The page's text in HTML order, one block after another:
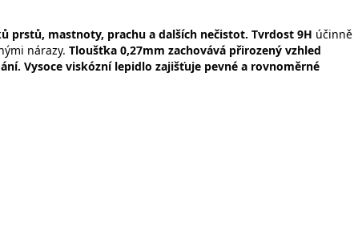
prstů, mastnoty, prachu a dalších nečistot. Tvrdost 9H účinně
nárazy. Tloušťka 0,27mm zachovává přirozený vzhled
Vysoce viskózní lepidlo zajišťuje pevné a rovnoměrné